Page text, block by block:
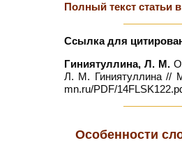
Полный текст статьи
Ссылка для
Гиниятуллина, Л. М.
Л. М. Гиниятуллина //
mn.ru/PDF/
Особенности